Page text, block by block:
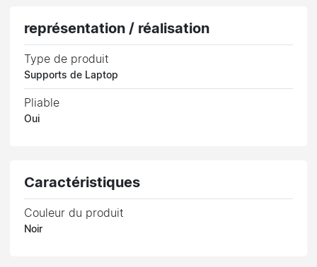
représentation / réalisation
Type de produit
Supports de Laptop
Pliable
Oui
Caractéristiques
Couleur du produit
Noir